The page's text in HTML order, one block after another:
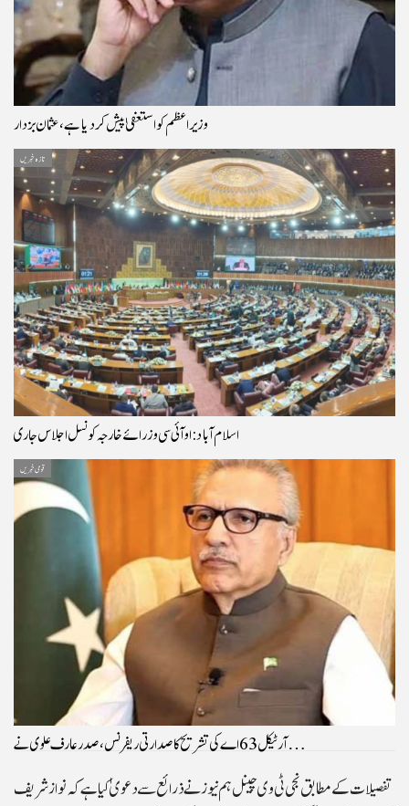
وزیراعظم کو استعفیٰ پیش کر دیا ہے، عثمان بزدار
تازہ خبریں
اسلام آباد: او آئی سی وزرائے خارجہ کونسل اجلاس جاری
قومی خبریں
آرٹیکل 63 اے کی تشریح کا صدارتی ریفرنس، صدرعارف علوی نے…
تفصیلات کے مطابق نجی ٹی وی چینل ہم نیوز نے ذرائع سے دعویٰ کیا ہے کہ نوازشریف